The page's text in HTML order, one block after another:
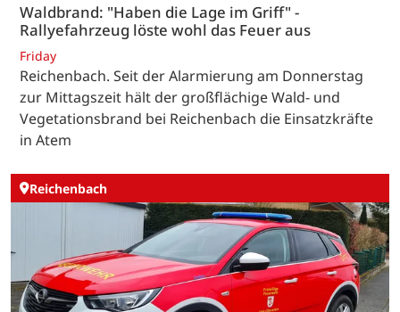
Waldbrand: "Haben die Lage im Griff" -
Rallyefahrzeug löste wohl das Feuer aus
Friday
Reichenbach. Seit der Alarmierung am Donnerstag
zur Mittagszeit hält der großflächige Wald- und
Vegetationsbrand bei Reichenbach die Einsatzkräfte
in Atem
Reichenbach